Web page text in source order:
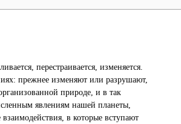
перестраивается, изменяется.
прежнее изменяют или разрушают,
природе, и в так
явлениям нашей планеты,
в которые вступают